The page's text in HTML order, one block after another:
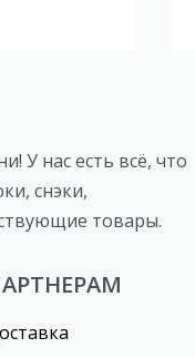
У нас есть всё, что
снэки,
товары.